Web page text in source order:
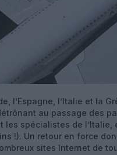
l’Espagne, l’Italie et la
au passage des
les spécialistes de l’Italie,
!). Un retour en force
sites Internet de